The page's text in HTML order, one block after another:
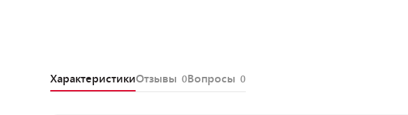
ХарактеристикиОтзывы 0Вопросы 0